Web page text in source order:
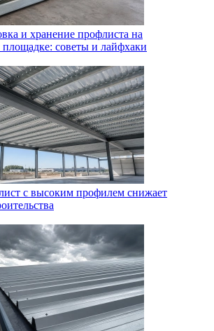
и хранение профлиста на
площадке: советы и лайфхаки
с высоким профилем снижает